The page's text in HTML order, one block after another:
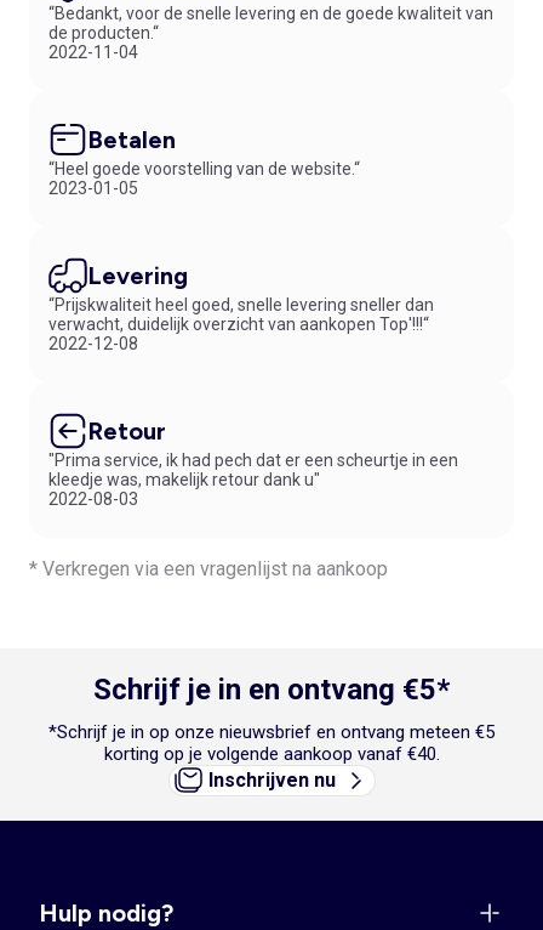
“Bedankt, voor de snelle levering en de goede kwaliteit van
de producten.“
2022-11-04
Betalen
“Heel goede voorstelling van de website.“
2023-01-05
Levering
“Prijskwaliteit heel goed, snelle levering sneller dan
verwacht, duidelijk overzicht van aankopen Top'!!!“
2022-12-08
Retour
"Prima service, ik had pech dat er een scheurtje in een
kleedje was, makelijk retour dank u"
2022-08-03
* Verkregen via een vragenlijst na aankoop
Schrijf je in en ontvang €5*
*Schrijf je in op onze nieuwsbrief en ontvang meteen €5
korting op je volgende aankoop vanaf €40.
Inschrijven nu
Hulp nodig?